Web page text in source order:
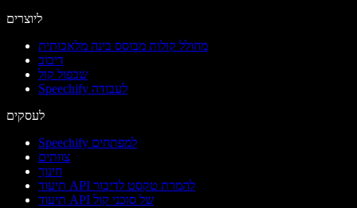
ליוצרים
מחולל קולות מבוסס בינה מלאכותית
דיבוב
שכפול קול
Speechify לעבודה
לעסקים
Speechify למפתחים
צוותים
חינוך
תיעוד API להמרת טקסט לדיבור
תיעוד API של סוכני קול